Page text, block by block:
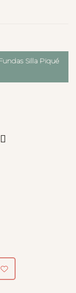
Silla Piqué